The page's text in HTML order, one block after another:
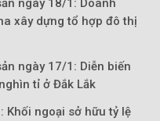
ngày 18/1: Doanh
xây dựng tổ hợp đô thị
ngày 17/1: Diễn biến
tỉ ở Đắk Lắk
Khối ngoại sở hữu tỷ lệ